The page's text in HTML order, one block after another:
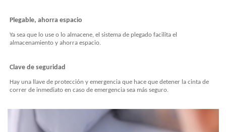
Plegable, ahorra espacio
Ya sea que lo use o lo almacene, el sistema de plegado facilita el
almacenamiento y ahorra espacio.
Clave de seguridad
Hay una llave de protección y emergencia que hace que detener la cinta de
correr de inmediato en caso de emergencia sea más seguro.